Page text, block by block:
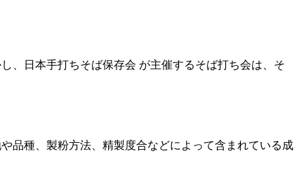
、日本手打ちそば保存会 が主催するそば打ち会は、そ
品種、製粉方法、精製度合などによって含まれている成